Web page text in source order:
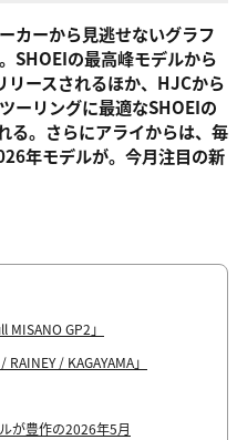
カーから見逃せないグラフ
SHOEIの最高峰モデルから
ースされるほか、HJCから
ーリングに最適なSHOEIの
る。さらにアライからは、毎
年モデルが。今月注目の新
GP2」
/ KAGAYAMA」
が豊作の2026年5月